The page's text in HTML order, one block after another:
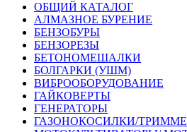
ОБЩИЙ КАТАЛОГ
АЛМАЗНОЕ БУРЕНИЕ
БЕНЗОБУРЫ
БЕНЗОРЕЗЫ
БЕТОНОМЕШАЛКИ
БОЛГАРКИ (УШМ)
ВИБРООБОРУДОВАНИЕ
ГАЙКОВЕРТЫ
ГЕНЕРАТОРЫ
ГАЗОНОКОСИЛКИ/